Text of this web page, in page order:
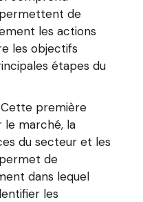
de
les actions
les objectifs
étapes du
Cette première
le marché, la
du secteur et les
de
dans lequel
les